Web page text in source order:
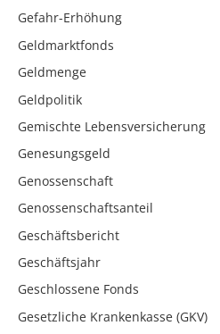
Gefahr-Erhöhung
Geldmarktfonds
Geldmenge
Geldpolitik
Gemischte Lebensversicherung
Genesungsgeld
Genossenschaft
Genossenschaftsanteil
Geschäftsbericht
Geschäftsjahr
Geschlossene Fonds
Gesetzliche Krankenkasse (GKV)